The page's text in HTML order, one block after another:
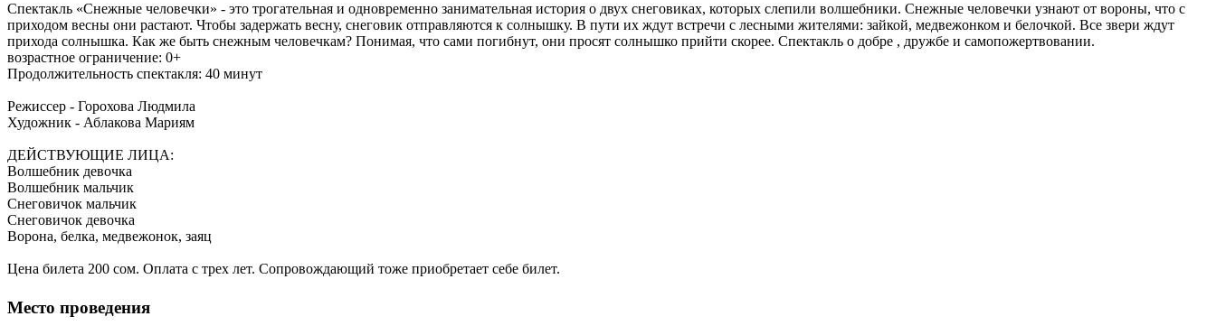
Спектакль «Снежные человечки» - это трогательная и одновременно занимательная история о двух снеговиках, которых слепили волшебники. Снежные человечки узнают от вороны, что с
приходом весны они растают. Чтобы задержать весну, снеговик отправляются к солнышку. В пути их ждут встречи с лесными жителями: зайкой, медвежонком и белочкой. Все звери ждут
прихода солнышка. Как же быть снежным человечкам? Понимая, что сами погибнут, они просят солнышко прийти скорее. Спектакль о добре , дружбе и самопожертвовании.
возрастное ограничение: 0+
Продолжительность спектакля: 40 минут
Режиссер - Горохова Людмила
Художник - Аблакова Мариям
ДЕЙСТВУЮЩИЕ ЛИЦА:
Волшебник девочка
Волшебник мальчик
Снеговичок мальчик
Снеговичок девочка
Ворона, белка, медвежонок, заяц
Цена билета 200 сом. Оплата с трех лет. Сопровождающий тоже приобретает себе билет.
Покупка билетов: @ticket.kg
Место проведения